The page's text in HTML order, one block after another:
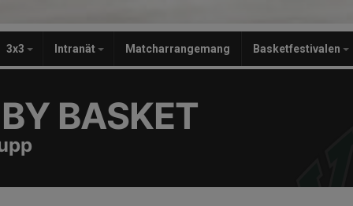
3x3 Intranät Matcharrangemang Basketfestivalen
BASKET